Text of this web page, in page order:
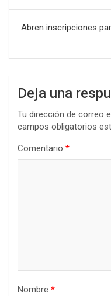
o
k
p
p
entradas
Abren inscripciones
Deja una
Tu dirección de correo
campos obligatorios
Comentario *
Nombre *